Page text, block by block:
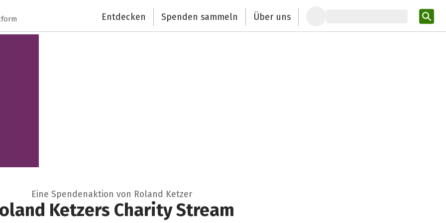
Entdecken Spenden sammeln Über uns
Eine Spendenaktion von Roland Ketzer
Ketzers Charity Stream
Schließen